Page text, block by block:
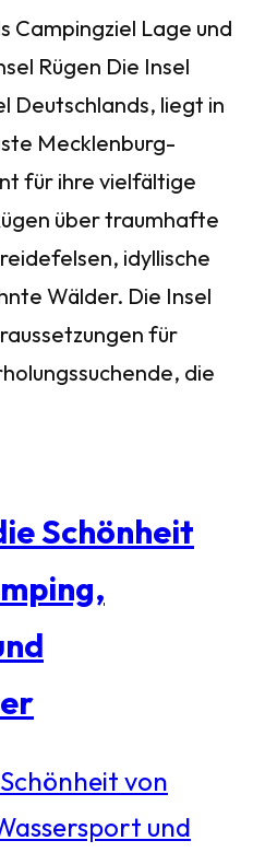
Campingziel Lage und
Rügen Die Insel
Deutschlands, liegt in
Mecklenburg-
für ihre vielfältige
über traumhafte
idyllische
Wälder. Die Insel
für
die
Schönheit